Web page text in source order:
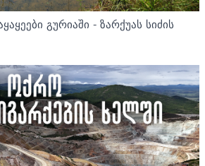
გურიაში - ზარქუას სიძის